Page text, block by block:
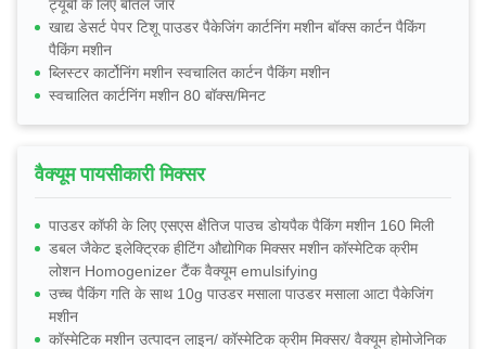
ट्यूबों के लिए बोतलें जार
खाद्य डेसर्ट पेपर टिशू पाउडर पैकेजिंग कार्टनिंग मशीन बॉक्स कार्टन पैकिंग
पैकिंग मशीन
ब्लिस्टर कार्टोनिंग मशीन स्वचालित कार्टन पैकिंग मशीन
स्वचालित कार्टनिंग मशीन 80 बॉक्स/मिनट
वैक्यूम पायसीकारी मिक्सर
पाउडर कॉफी के लिए एसएस क्षैतिज पाउच डोयपैक पैकिंग मशीन 160 मिली
डबल जैकेट इलेक्ट्रिक हीटिंग औद्योगिक मिक्सर मशीन कॉस्मेटिक क्रीम
लोशन Homogenizer टैंक वैक्यूम emulsifying
उच्च पैकिंग गति के साथ 10g पाउडर मसाला पाउडर मसाला आटा पैकेजिंग
मशीन
कॉस्मेटिक मशीन उत्पादन लाइन/ कॉस्मेटिक क्रीम मिक्सर/ वैक्यूम होमोजेनिक